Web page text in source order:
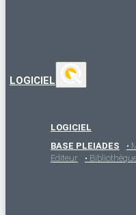
LOGICIEL
LOGICIEL
BASE PLEIADES
•
Editeur
•